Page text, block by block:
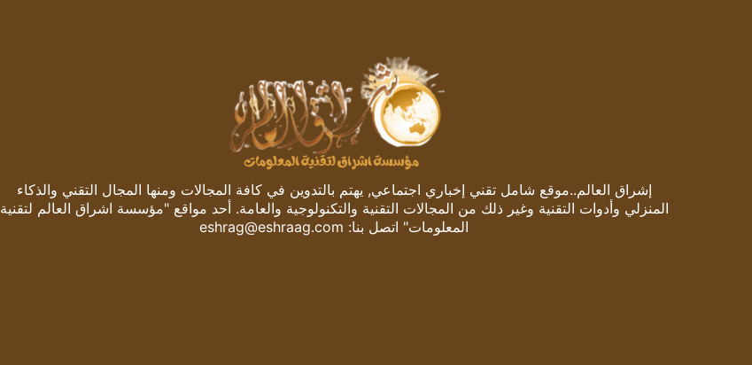
إشراق العالم..موقع شامل تقني إخباري اجتماعي, يهتم بالتدوين في كافة المجالات ومنها المجال التقني والذكاء
المنزلي وأدوات التقنية وغير ذلك من المجالات التقنية والتكنولوجية والعامة. أحد مواقع "مؤسسة اشراق العالم لتقنية
المعلومات" اتصل بنا: eshrag@eshraag.com